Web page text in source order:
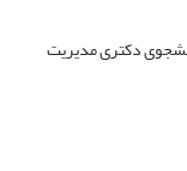
دکتری مدیریت